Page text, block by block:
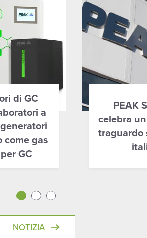
di GC
a
come gas
GC
PEAK
celebra
traguardo
NOTIZIA